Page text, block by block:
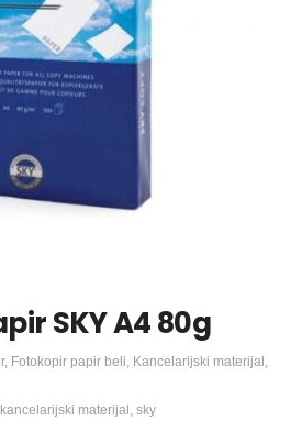
SKY A4 80g
, Fotokopir papir beli Kancelarijski materijal
kancelarijski materijal sky